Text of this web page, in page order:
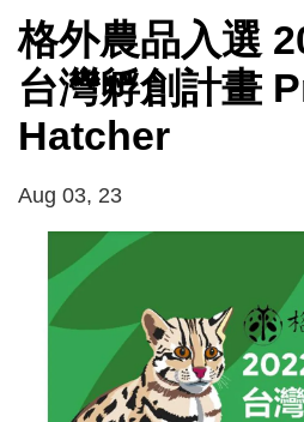
格外農品入選
台灣孵創計畫
Hatcher
Aug 03, 23